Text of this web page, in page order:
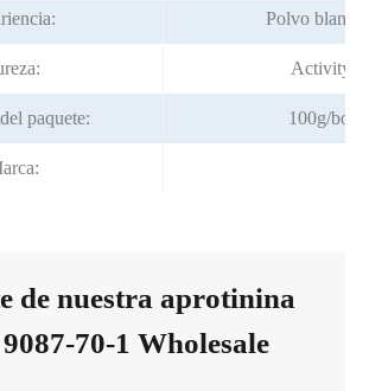
Polvo blanco
Activity≥
paquete: 100g/
de nuestra aprotinina
70-1 Wholesale